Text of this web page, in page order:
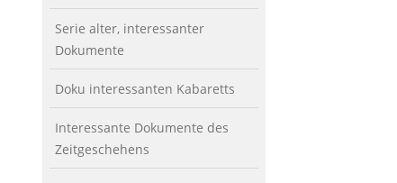
Serie alter, interessanter
Dokumente
Doku interessanten Kabaretts
Interessante Dokumente des
Zeitgeschehens